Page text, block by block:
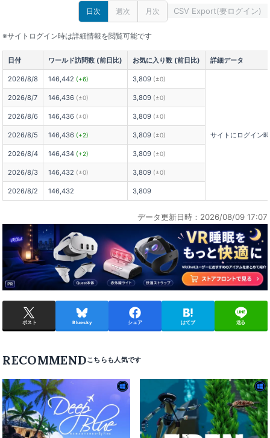
日次 週次 月次 CSV Export(要ログイン)
※サイトログイン時は詳細情報を閲覧可能です
日付 ワールド訪問数 (前日比) お気に入り数 (前日比) 詳細データ
2026/8/8 146,442 (+6) 3,809 (±0)
サイトにログイン
2026/8/7 146,436 (±0) 3,809 (±0)
2026/8/6 146,436 (±0) 3,809 (±0)
2026/8/5 146,436 (+2) 3,809 (±0)
2026/8/4 146,434 (+2) 3,809 (±0)
2026/8/3 146,432 (±0) 3,809 (±0)
2026/8/2 146,432 3,809
データ更新日時：2026/08/09 17:07
ポスト Bluesky シェア はてブ 送る
RECOMMEND